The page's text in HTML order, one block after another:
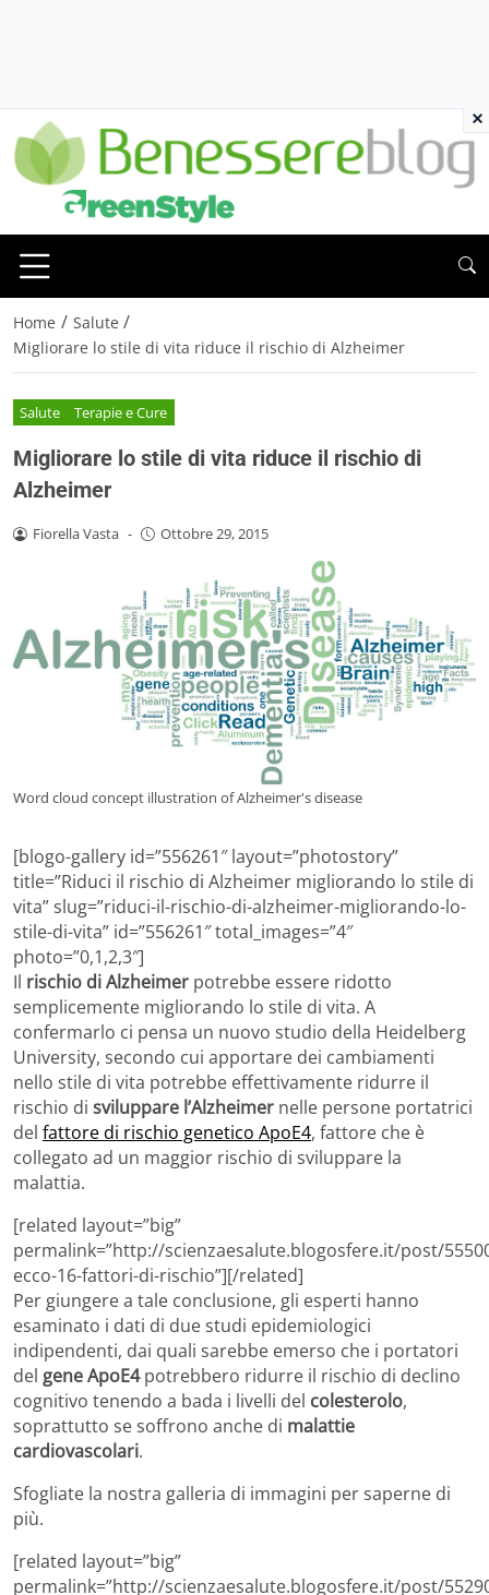
Home / Salute /
Migliorare lo stile di vita riduce il rischio di Alzheimer
Salute Terapie e Cure
Migliorare lo stile di vita riduce il rischio di
Alzheimer
Fiorella Vasta - Ottobre 29, 2015
Word cloud concept illustration of Alzheimer's disease
[blogo-gallery id=”556261″ layout=”photostory”
title=”Riduci il rischio di Alzheimer migliorando lo stile di
vita” slug=”riduci-il-rischio-di-alzheimer-migliorando-lo-
stile-di-vita” id=”556261″ total_images=”4″
photo=”0,1,2,3″]
Il rischio di Alzheimer potrebbe essere ridotto
semplicemente migliorando lo stile di vita. A
confermarlo ci pensa un nuovo studio della Heidelberg
University, secondo cui apportare dei cambiamenti
nello stile di vita potrebbe effettivamente ridurre il
rischio di sviluppare l’Alzheimer nelle persone portatrici
del fattore di rischio genetico ApoE4, fattore che è
collegato ad un maggior rischio di sviluppare la
malattia.
[related layout=”big”
permalink=”http://scienzaesalute.blogosfere.it/post/
ecco-16-fattori-di-rischio”][/related]
Per giungere a tale conclusione, gli esperti hanno
esaminato i dati di due studi epidemiologici
indipendenti, dai quali sarebbe emerso che i portatori
del gene ApoE4potrebbero ridurre il rischio di declino
cognitivo tenendo a bada i livelli del colesterolo,
soprattutto se soffrono anche di malattie
cardiovascolari.
Sfogliate la nostra galleria di immagini per saperne di
più.
[related layout=”big”
permalink=”http://scienzaesalute.blogosfere.it/post/
×